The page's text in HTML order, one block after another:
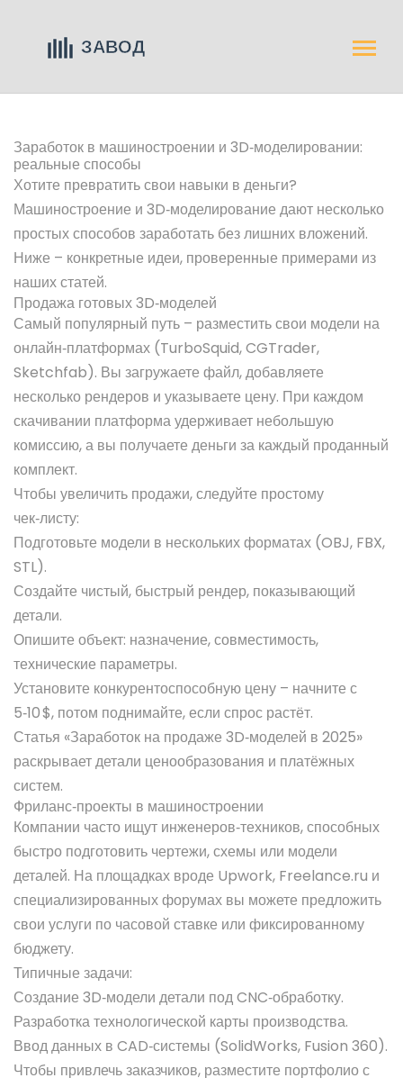
Заработок в машиностроении и 3D‑моделировании:
реальные способы
Хотите превратить свои навыки в деньги?
Машиностроение и 3D‑моделирование дают несколько
простых способов заработать без лишних вложений.
Ниже – конкретные идеи, проверенные примерами из
наших статей.
Продажа готовых 3D‑моделей
Самый популярный путь – разместить свои модели на
онлайн‑платформах (TurboSquid, CGTrader,
Sketchfab). Вы загружаете файл, добавляете
несколько рендеров и указываете цену. При каждом
скачивании платформа удерживает небольшую
комиссию, а вы получаете деньги за каждый проданный
комплект.
Чтобы увеличить продажи, следуйте простому
чек‑листу:
Подготовьте модели в нескольких форматах (OBJ, FBX,
STL).
Создайте чистый, быстрый рендер, показывающий
детали.
Опишите объект: назначение, совместимость,
технические параметры.
Установите конкурентоспособную цену – начните с
5‑10 $, потом поднимайте, если спрос растёт.
Статья «Заработок на продаже 3D‑моделей в 2025»
раскрывает детали ценообразования и платёжных
систем.
Фриланс‑проекты в машиностроении
Компании часто ищут инженеров‑техников, способных
быстро подготовить чертежи, схемы или модели
деталей. На площадках вроде Upwork, Freelance.ru и
специализированных форумах вы можете предложить
свои услуги по часовой ставке или фиксированному
бюджету.
Типичные задачи:
Создание 3D‑модели детали под CNC‑обработку.
Разработка технологической карты производства.
Ввод данных в CAD‑системы (SolidWorks, Fusion 360).
Чтобы привлечь заказчиков, разместите портфолио с